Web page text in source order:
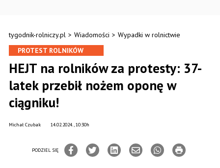
tygodnik-rolniczy.pl > Wiadomości > Wypadki w rolnictwie
PROTEST ROLNIKÓW
HEJT na rolników za protesty: 37-
latek przebił nożem oponę w
ciągniku!
14.02.2024., 10:30h
Michał Czubak
PODZIEL SIĘ